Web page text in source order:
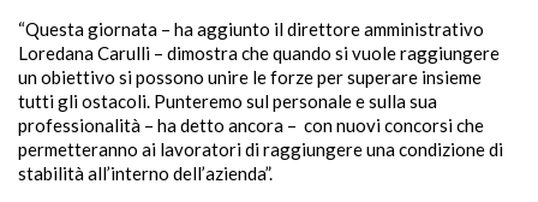
“Questa giornata – ha aggiunto il direttore amministrativo
Loredana Carulli – dimostra che quando si vuole raggiungere
un obiettivo si possono unire le forze per superare insieme
tutti gli ostacoli. Punteremo sul personale e sulla sua
professionalità – ha detto ancora – con nuovi concorsi che
permetteranno ai lavoratori di raggiungere una condizione di
stabilità all’interno dell’azienda”.